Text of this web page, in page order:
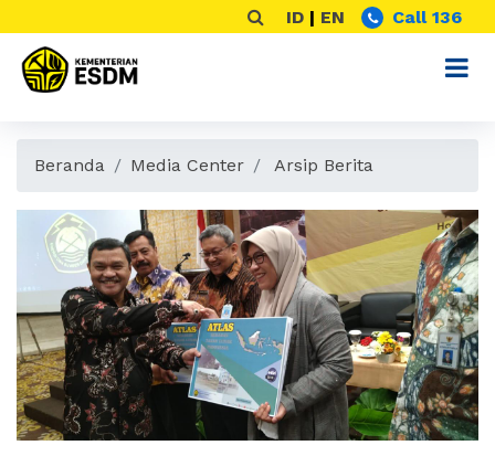
ID | EN Call 136
Beranda Media Center Arsip Berita